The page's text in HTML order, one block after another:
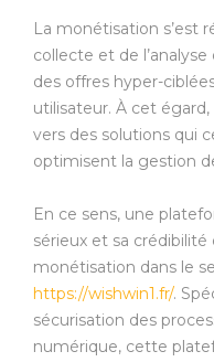
La monétisation s’est
collecte et de
des offres hyper-
utilisateur. À cet
vers des solutions qui
optimisent la gestion
En ce sens, une
sérieux et sa crédibilité
monétisation dans le
https://wishwin1.fr/.
sécurisation des
numérique, cette